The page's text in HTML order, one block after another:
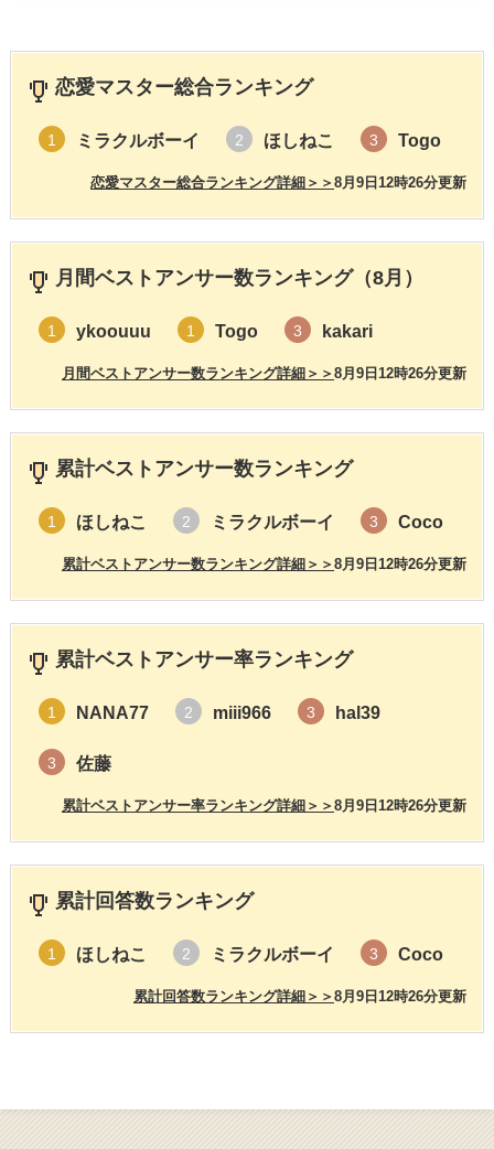
恋愛マスター総合ランキング
1 ミラクルボーイ 2 ほしねこ 3 Togo
8月9日12時26分更新
恋愛マスター総合ランキング詳細＞＞
月間ベストアンサー数ランキング（8月）
1 ykoouuu 1 Togo 3 kakari
8月9日12時26分更新
月間ベストアンサー数ランキング詳細＞＞
累計ベストアンサー数ランキング
1 ほしねこ 2 ミラクルボーイ 3 Coco
8月9日12時26分更新
累計ベストアンサー数ランキング詳細＞＞
累計ベストアンサー率ランキング
1 NANA77 2 miii966 3 hal39
3 佐藤
8月9日12時26分更新
累計ベストアンサー率ランキング詳細＞＞
累計回答数ランキング
1 ほしねこ 2 ミラクルボーイ 3 Coco
8月9日12時26分更新
累計回答数ランキング詳細＞＞